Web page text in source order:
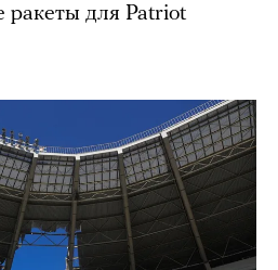
ракеты для Patriot